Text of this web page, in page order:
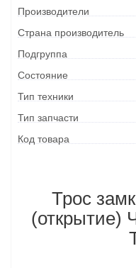
Производители
Страна производитель
Подгруппа
Состояние
Тип техники
Тип запчасти
Код товара
Трос
(открытие)